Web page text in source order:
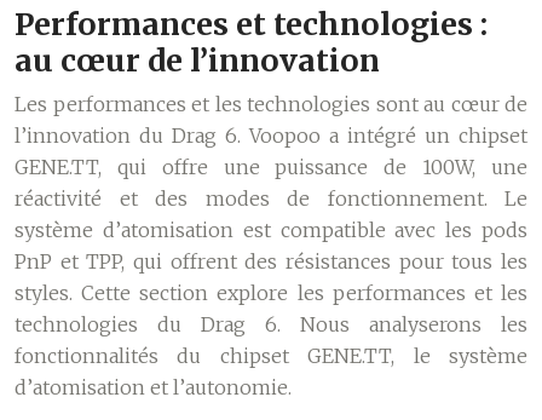
Performances et technologies :
au cœur de l’innovation
Les performances et les technologies sont au cœur de
l’innovation du Drag 6. Voopoo a intégré un chipset
GENE.TT, qui offre une puissance de 100W, une
réactivité et des modes de fonctionnement. Le
système d’atomisation est compatible avec les pods
PnP et TPP, qui offrent des résistances pour tous les
styles. Cette section explore les performances et les
technologies du Drag 6. Nous analyserons les
fonctionnalités du chipset GENE.TT, le système
d’atomisation et l’autonomie.